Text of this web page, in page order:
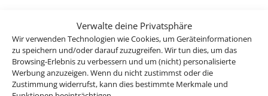
Verwalte deine Privatsphäre
Wir verwenden Technologien wie Cookies, um Geräteinformationen
zu speichern und/oder darauf zuzugreifen. Wir tun dies, um das
Browsing-Erlebnis zu verbessern und um (nicht) personalisierte
Werbung anzuzeigen. Wenn du nicht zustimmst oder die
Zustimmung widerrufst, kann dies bestimmte Merkmale und
Vorteile unserer Signature-Kollektion:
Stimmige Designs:Die Kollektion ist harmonisch,
im gleichen Design & Licht aufeinander
abgestimmt, sodass du in deinem Zuhause eine